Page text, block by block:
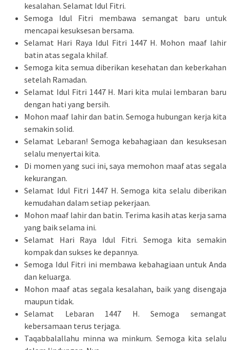
kesalahan. Selamat Idul Fitri.
Semoga Idul Fitri membawa semangat baru untuk
mencapai kesuksesan bersama.
Selamat Hari Raya Idul Fitri 1447 H. Mohon maaf lahir
batin atas segala khilaf.
Semoga kita semua diberikan kesehatan dan keberkahan
setelah Ramadan.
Selamat Idul Fitri 1447 H. Mari kita mulai lembaran baru
dengan hati yang bersih.
Mohon maaf lahir dan batin. Semoga hubungan kerja kita
semakin solid.
Selamat Lebaran! Semoga kebahagiaan dan kesuksesan
selalu menyertai kita.
Di momen yang suci ini, saya memohon maaf atas segala
kekurangan.
Selamat Idul Fitri 1447 H. Semoga kita selalu diberikan
kemudahan dalam setiap pekerjaan.
Mohon maaf lahir dan batin. Terima kasih atas kerja sama
yang baik selama ini.
Selamat Hari Raya Idul Fitri. Semoga kita semakin
kompak dan sukses ke depannya.
Semoga Idul Fitri ini membawa kebahagiaan untuk Anda
dan keluarga.
Mohon maaf atas segala kesalahan, baik yang disengaja
maupun tidak.
Selamat Lebaran 1447 H. Semoga semangat
kebersamaan terus terjaga.
Taqabbalallahu minna wa minkum. Semoga kita selalu